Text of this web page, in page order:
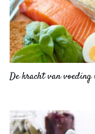
De kracht van voeding